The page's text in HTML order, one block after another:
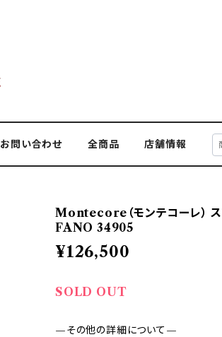
お問い合わせ 全商品 店舗情報
Montecore（モンテコーレ）
FANO 34905
¥126,500
SOLD OUT
—その他の詳細について—